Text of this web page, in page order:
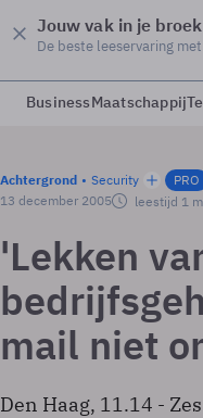
Jouw vak in je
De beste leeservaring
BusinessMaatschappij
Achtergrond Security
PRO
13 december 2005
leestijd 1
'Lekken
mail niet
Den Haag, 11.14 -